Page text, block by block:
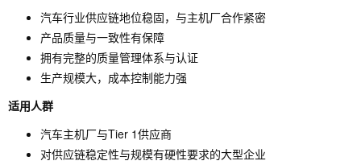
汽车行业供应链地位稳固，与主机厂合作紧密
产品质量与一致性有保障
拥有完整的质量管理体系与认证
生产规模大，成本控制能力强
适用人群
汽车主机厂与Tier 1供应商
对供应链稳定性与规模有硬性要求的大型企业